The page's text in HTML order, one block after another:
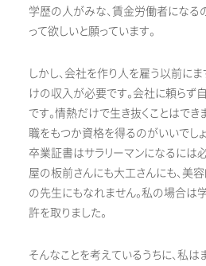
学歴の人がみな、賃金労働者になる
って欲しいと願っています。
しかし、会社を作り人を雇う以前に
けの収入が必要です。会社に頼らず
です。情熱だけで生き抜くことはでき
職をもつか資格を得るのがいいでし
卒業証書はサラリーマンになるには
屋の板前さんにも大工さんにも、美
の先生にもなれません。私の場合
許を取りました。
そんなことを考えているうちに、私は